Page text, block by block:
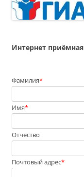
Интернет приёмная
Фамилия*
Имя*
Отчество
Почтовый адрес*